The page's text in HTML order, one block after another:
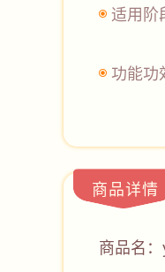
适用阶
功能功
商品详情
商品名